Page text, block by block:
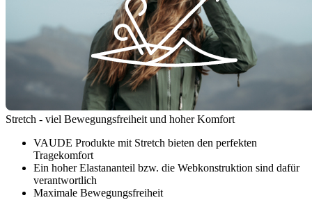
Stretch - viel Bewegungsfreiheit und hoher Komfort
VAUDE Produkte mit Stretch bieten den perfekten
Tragekomfort
Ein hoher Elastananteil bzw. die Webkonstruktion sind dafür
verantwortlich
Maximale Bewegungsfreiheit